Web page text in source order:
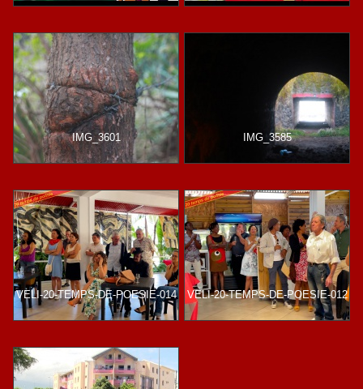
IMG_3601 IMG_3585
VELI-20-TEMPS-DE-POESIE-014 VELI-20-TEMPS-DE-POESIE-012